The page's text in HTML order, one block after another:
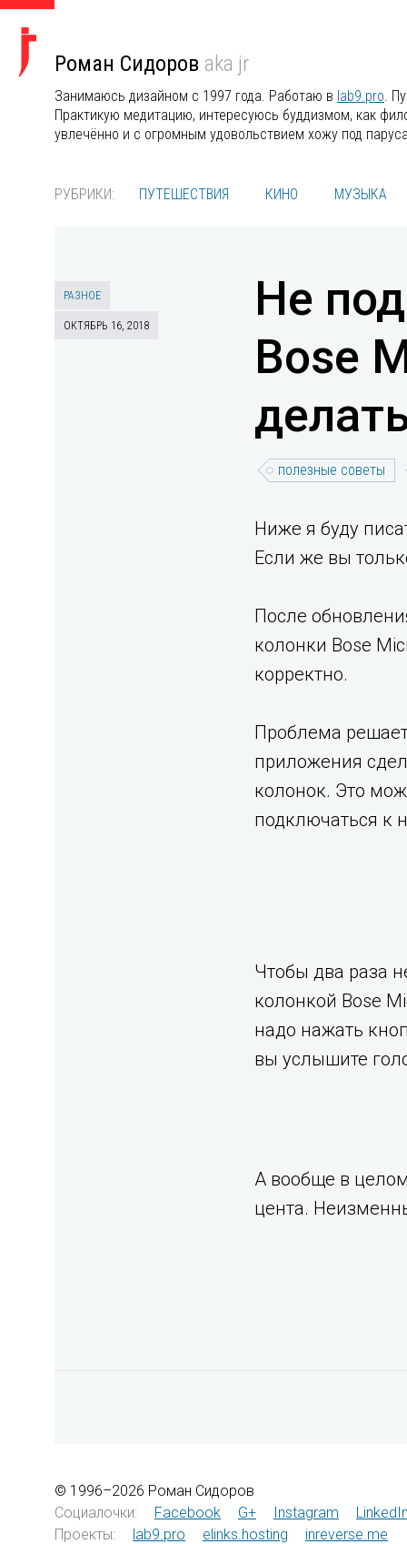
Роман Сидоров aka jr
Занимаюсь дизайном с 1997 года. Работаю в lab9.pro.
Практикую медитацию, интересуюсь буддизмом, как
увлечённо и с огромным удовольствием хожу под
РУБРИКИ: ПУТЕШЕСТВИЯ КИНО МУЗЫКА
РАЗНОЕ
ОКТЯБРЬ 16, 2018
Не
Bose
полезные советы
Ниже я буду
Если же вы
После
колонки Bose
корректно.
Проблема
приложения
колонок. Это
подключаться к
Чтобы два раза
колонкой Bose
надо нажать
вы услышите
А вообще в
цента.
© 1996–2026 Роман Сидоров
Социалочки:
Facebook G+ Instagram
Проекты:
lab9.pro elinks.hosting inreverse.me